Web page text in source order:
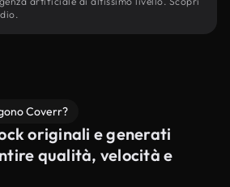
Coverr?
originali e generati
qualità, velocità e